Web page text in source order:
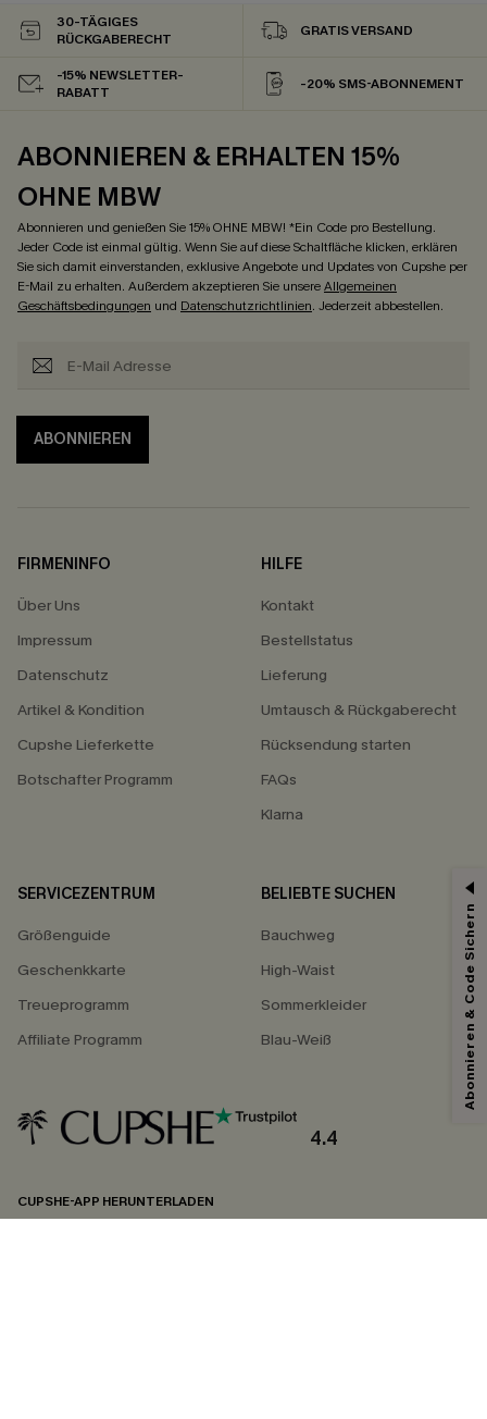
30-TÄGIGES
RÜCKGABERECHT
GRATIS VERSAND
-15% NEWSLETTER-
RABATT
-20% SMS-ABONNEMENT
ABONNIEREN & ERHALTEN 15%
OHNE MBW
Abonnieren und genießen Sie 15% OHNE MBW! *Ein Code pro Bestellung.
Jeder Code ist einmal gültig. Wenn Sie auf diese Schaltfläche klicken, erklären
Sie sich damit einverstanden, exklusive Angebote und Updates von Cupshe per
E-Mail zu erhalten. Außerdem akzeptieren Sie unsereAllgemeinen
Geschäftsbedingungen und Datenschutzrichtlinien. Jederzeit abbestellen.
ABONNIEREN
FIRMENINFO
Über Uns
Impressum
Datenschutz
Artikel & Kondition
Cupshe Lieferkette
Botschafter Programm
HILFE
Kontakt
Bestellstatus
Lieferung
Umtausch & Rückgaberecht
Rücksendung starten
FAQs
Klarna
SERVICEZENTRUM
Größenguide
Geschenkkarte
Treueprogramm
Affiliate Programm
BELIEBTE SUCHEN
Bauchweg
High-Waist
Sommerkleider
Blau-Weiß
4.4
CUPSHE-APP HERUNTERLADEN
Abonnieren & Code Sichern